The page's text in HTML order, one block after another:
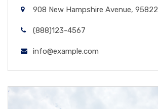
908 New Hampshire Avenue, 95822
(888)123-4567
info@example.com